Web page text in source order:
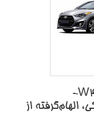
پک خشگير هیوندای ولستر با کد رنگ W4G-
الهام‌گرفته از